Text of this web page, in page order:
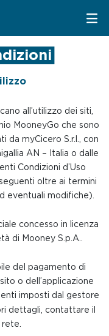
blu
struttura
Messina
all’utilizzo dei siti,
MooneyGo che sono
da myCicero S.r.l., con
AN – Italia o dalle
Condizioni d’Uso
oltre ai termini
eventuali modifiche).
concesso in licenza
di Mooney S.p.A..
del pagamento di
o dell’applicazione
imposti dal gestore
dettagli, contattare il